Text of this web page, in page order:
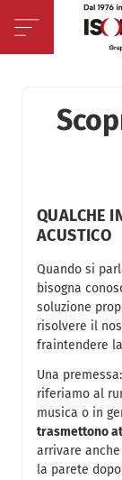
QUALCHE
ACUSTICO
Quando si
bisogna
soluzione
risolvere il
fraintendere
Una
riferiamo al
musica o in
trasmettono
arrivare
la parete